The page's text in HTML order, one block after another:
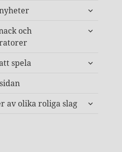
expandera
och
expandera
spela
expandera
av olika roliga slag
expandera